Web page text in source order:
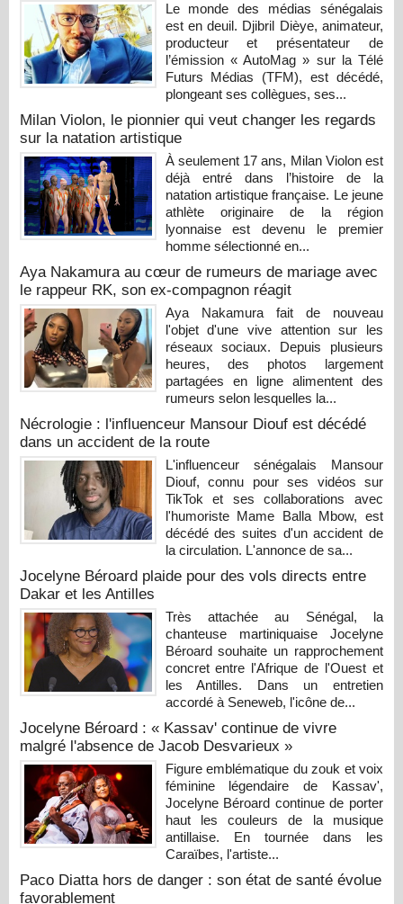
Le monde des médias sénégalais
est en deuil. Djibril Dièye, animateur,
producteur et présentateur de
l’émission « AutoMag » sur la Télé
Futurs Médias (TFM), est décédé,
plongeant ses collègues, ses...
Milan Violon, le pionnier qui veut changer les regards
sur la natation artistique
À seulement 17 ans, Milan Violon est
déjà entré dans l’histoire de la
natation artistique française. Le jeune
athlète originaire de la région
lyonnaise est devenu le premier
homme sélectionné en...
Aya Nakamura au cœur de rumeurs de mariage avec
le rappeur RK, son ex-compagnon réagit
Aya Nakamura fait de nouveau
l'objet d'une vive attention sur les
réseaux sociaux. Depuis plusieurs
heures, des photos largement
partagées en ligne alimentent des
rumeurs selon lesquelles la...
Nécrologie : l'influenceur Mansour Diouf est décédé
dans un accident de la route
L'influenceur sénégalais Mansour
Diouf, connu pour ses vidéos sur
TikTok et ses collaborations avec
l'humoriste Mame Balla Mbow, est
décédé des suites d'un accident de
la circulation. L'annonce de sa...
Jocelyne Béroard plaide pour des vols directs entre
Dakar et les Antilles
Très attachée au Sénégal, la
chanteuse martiniquaise Jocelyne
Béroard souhaite un rapprochement
concret entre l'Afrique de l'Ouest et
les Antilles. Dans un entretien
accordé à Seneweb, l'icône de...
Jocelyne Béroard : « Kassav' continue de vivre
malgré l'absence de Jacob Desvarieux »
Figure emblématique du zouk et voix
féminine légendaire de Kassav',
Jocelyne Béroard continue de porter
haut les couleurs de la musique
antillaise. En tournée dans les
Caraïbes, l'artiste...
Paco Diatta hors de danger : son état de santé évolue
favorablement